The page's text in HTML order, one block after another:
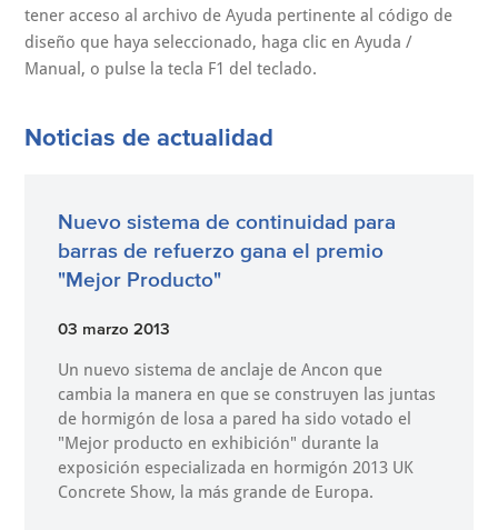
tener acceso al archivo de Ayuda pertinente al código de
diseño que haya seleccionado, haga clic en Ayuda /
Manual, o pulse la tecla F1 del teclado.
Noticias de actualidad
Nuevo sistema de continuidad para
barras de refuerzo gana el premio
"Mejor Producto"
03 marzo 2013
Un nuevo sistema de anclaje de Ancon que
cambia la manera en que se construyen las juntas
de hormigón de losa a pared ha sido votado el
"Mejor producto en exhibición" durante la
exposición especializada en hormigón 2013 UK
Concrete Show, la más grande de Europa.